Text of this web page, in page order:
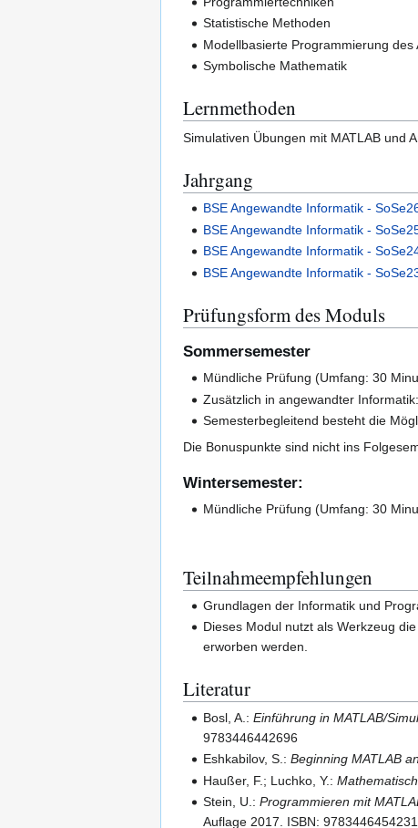
Statistische Methoden
Modellbasierte Programmierung des
Symbolische Mathematik
Lernmethoden
Simulativen Übungen mit MATLAB und
Jahrgang
BSE Angewandte Informatik -
BSE Angewandte Informatik -
BSE Angewandte Informatik -
BSE Angewandte Informatik -
Prüfungsform des Moduls
Sommersemester
Mündliche Prüfung (Umfang: 30
Zusätzlich in angewandter
Semesterbegleitend besteht die
Die Bonuspunkte sind nicht ins
Wintersemester:
Mündliche Prüfung (Umfang: 30
Teilnahmeempfehlungen
Grundlagen der Informatik und
Dieses Modul nutzt als Werkzeug
erworben werden.
Literatur
Bosl, A.:Einführung in MATLAB/
9783446442696
Eshkabilov, S.:Beginning MATLAB
Haußer, F.; Luchko, Y.:
Stein, U.:Programmieren mit
Auflage 2017. ISBN: 9783446454231